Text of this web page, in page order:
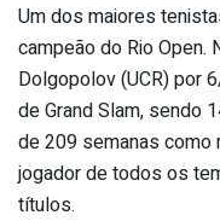
Um dos maiores
campeão do Rio Open.
Dolgopolov (UCR) por
de Grand Slam, sendo
de 209 semanas como
jogador de todos os
títulos.